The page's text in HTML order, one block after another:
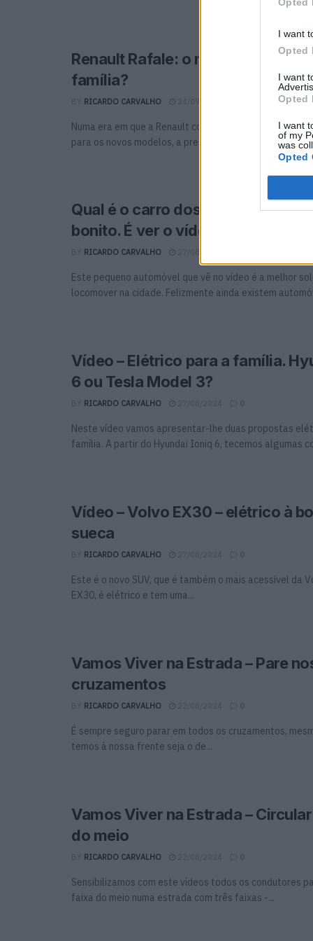
I want
Opted
I want
Opted
I want
of my
was
Opted
Renault Rafale: o melhor híbrido
família?
BY RICARDO CARVALHO 24/09/2024
Numa era em que a Renault continua a reeditar
para os novos modelos, a presença do nome...
Qual é o carro dos três “B´s “?
bonito. É ver o vídeo!
BY RICARDO CARVALHO 27/08/2024
Este pequeno automóvel que vê no vídeo é a melhor
locomover na cidade. Felizmente ainda existem
Vídeo – Elétrico para a família.
6 ou Tesla Model 3?
BY RICARDO CARVALHO 27/08/2024 0
Neste vídeo vamos apresentar-lhe duas propostas
família. A partir do Hyundai Ioniq 6, tecemos algumas
Vídeo – Volvo EX30 – elétrico à
sueca
BY RICARDO CARVALHO 27/08/2024 0
Este é o novo SUV, que é também o mais acessível da
EX30, é elétrico e tem uma...
Vamos Viver na Estrada – Pare
cruzamentos
BY RICARDO CARVALHO 22/08/2024 0
É sempre seguro parar em todos os cruzamentos,
temos à nossa frente seja o de...
Vamos Viver na Estrada –
do meio
BY RICARDO CARVALHO 22/08/2024 0
Sensibilizamos com este vídeos todos os condutores
faixa do meio numa estrada com três faixas -...